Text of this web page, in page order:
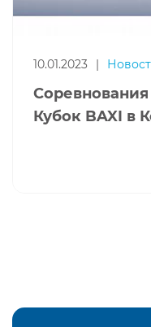
10.01.2023 |
Кубок BAXI в